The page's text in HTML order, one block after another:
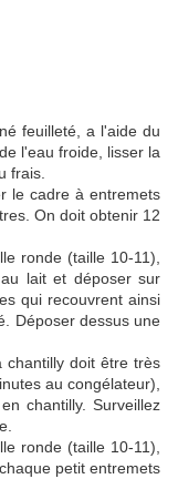
feuilleté, a l'aide du
l'eau froide, lisser la
frais.
le cadre à entremets
On doit obtenir 12
ronde (taille 10-11),
lait et déposer sur
qui recouvrent ainsi
Déposer dessus une
chantilly doit être très
au congélateur),
chantilly. Surveillez
ronde (taille 10-11),
petit entremets